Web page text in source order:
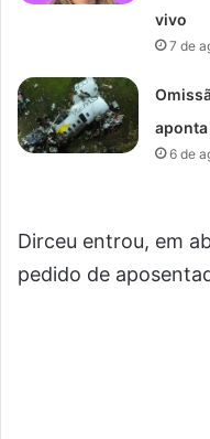
vivo
7 de
6 de
Dirceu entrou, em
pedido de